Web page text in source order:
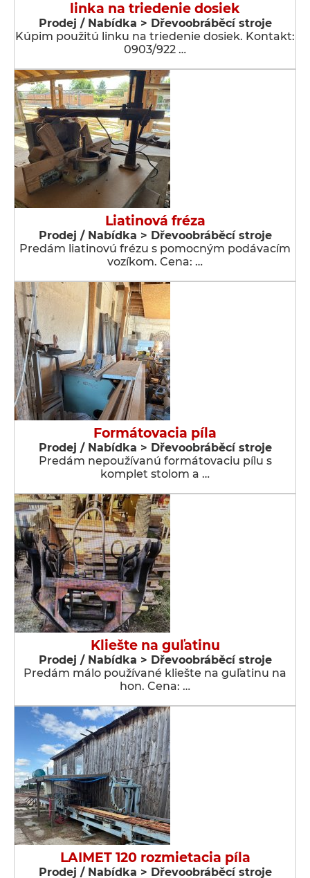
linka na triedenie dosiek
Prodej / Nabídka > Dřevoobráběcí stroje
Kúpim použitú linku na triedenie dosiek. Kontakt:
0903/922 …
Liatinová fréza
Prodej / Nabídka > Dřevoobráběcí stroje
Predám liatinovú frézu s pomocným podávacím
vozíkom. Cena: …
Formátovacia píla
Prodej / Nabídka > Dřevoobráběcí stroje
Predám nepoužívanú formátovaciu pílu s
komplet stolom a …
Kliešte na guľatinu
Prodej / Nabídka > Dřevoobráběcí stroje
Predám málo používané kliešte na guľatinu na
hon. Cena: …
LAIMET 120 rozmietacia píla
Prodej / Nabídka > Dřevoobráběcí stroje